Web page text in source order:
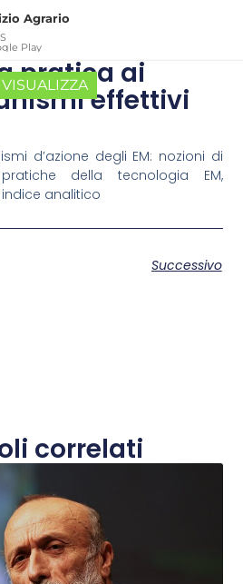
pratica ai
effettivi
d’azione degli EM: nozioni di
della tecnologia EM,
analitico
Successivo
correlati
Agrario
Play
VISUALIZZA